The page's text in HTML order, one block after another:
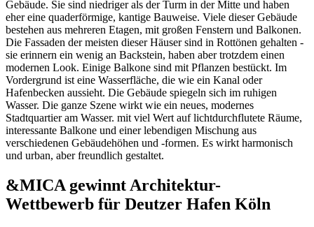
&MICA gewinnt Archi­tektur-
Wettbewerb für Deutzer Hafen Köln